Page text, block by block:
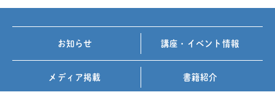
お知らせ 講座・イベント情報
メディア掲載 書籍紹介